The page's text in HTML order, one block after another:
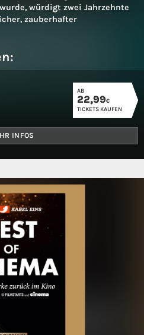
würdigt zwei Jahrzehnte
zauberhafter
AB
22,99€
TICKETS KAUFEN
MEHR INFOS